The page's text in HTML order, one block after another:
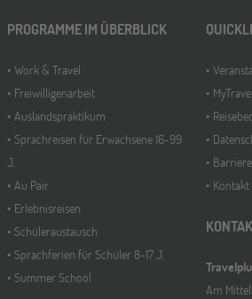
PROGRAMME IM ÜBERBLICK
Work & Travel
Freiwilligenarbeit
Auslandspraktikum
Sprachreisen für Erwachsene 16-99
J.
Au Pair
Erlebnisreisen
Schüleraustausch
Sprachferien für Schüler 8-17 J.
Summer School
Am